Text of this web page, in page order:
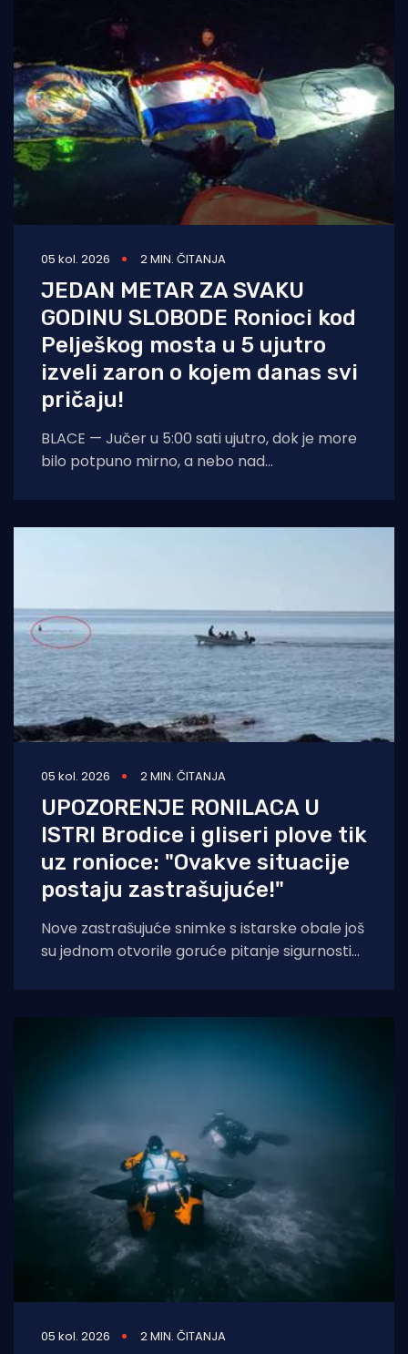
05 kol. 2026 2 MIN. ČITANJA
JEDAN METAR ZA SVAKU
GODINU SLOBODE Ronioci kod
Pelješkog mosta u 5 ujutro
izveli zaron o kojem danas svi
pričaju!
BLACE — Jučer u 5:00 sati ujutro, dok je more
bilo potpuno mirno, a nebo nad
05 kol. 2026 2 MIN. ČITANJA
UPOZORENJE RONILACA U
ISTRI Brodice i gliseri plove tik
uz ronioce: "Ovakve situacije
postaju zastrašujuće!"
Nove zastrašujuće snimke s istarske obale još
su jednom otvorile goruće pitanje sigurnosti
05 kol. 2026 2 MIN. ČITANJA